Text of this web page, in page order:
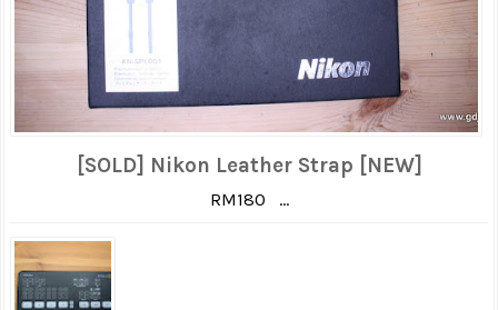
[SOLD] Nikon Leather Strap [NEW]
RM180 ...